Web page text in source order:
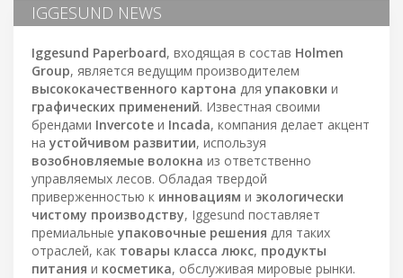
IGGESUND NEWS
Iggesund Paperboard, входящая в состав Holmen
Group, является ведущим производителем
высококачественного картона для упаковки и
графических применений. Известная своими
брендами Invercote и Incada, компания делает акцент
на устойчивом развитии, используя
возобновляемые волокна из ответственно
управляемых лесов. Обладая твердой
приверженностью к инновациям и экологически
чистому производству, Iggesund поставляет
премиальные упаковочные решения для таких
отраслей, как товары класса люкс, продукты
питания и косметика, обслуживая мировые рынки.